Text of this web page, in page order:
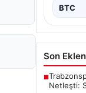
BTC
Son
■
Netleşti: